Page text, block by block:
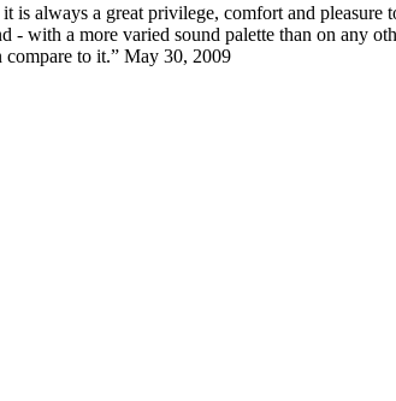
always a great privilege, comfort and pleasure
with a more varied sound palette than on any
to it.” May 30, 2009